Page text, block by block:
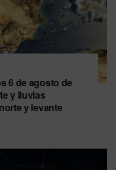
6 de agosto de
y lluvias
y levante